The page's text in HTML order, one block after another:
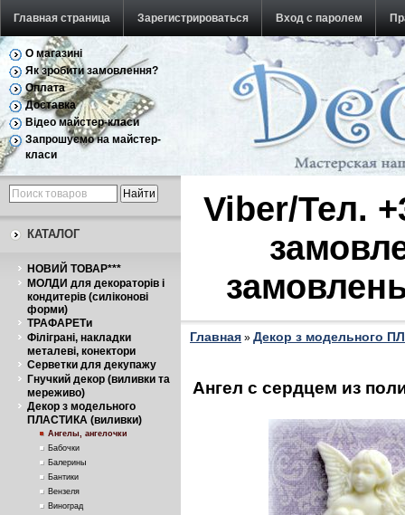
Главная страница Зарегистрироваться Вход с паролем
Обратная связь
О магазині
Як зробити замовлення?
Оплата
Доставка
Відео майстер-класи
Запрошуємо на майстер-
класи
КАТАЛОГ
НОВИЙ ТОВАР***
МОЛДИ для декораторів і
кондитерів (силіконові
форми)
ТРАФАРЕТи
Філіграні, накладки
металеві, конектори
Серветки для декупажу
Гнучкий декор (виливки та
мереживо)
Декор з модельного
ПЛАСТИКА (виливки)
Ангелы, ангелочки
Бабочки
Балерины
Бантики
Вензеля
Виноград
Viber/Тел.
Главная » Декор з модельного
Ангел с сердцем из